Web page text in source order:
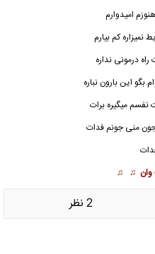
امیدوارم
نمیزاره کم بیارم
درمونی نداره
این بارون نباره
نفسم میگیره برات
منی جونم فدات
♫ ♫
2 نظر